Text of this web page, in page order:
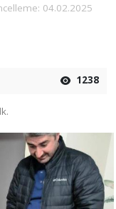
04.02.2025
1238